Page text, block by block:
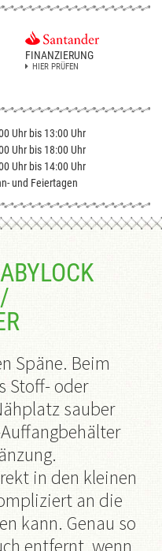
FINANZIERUNG
HIER PRÜFEN
Uhr bis 13:00 Uhr
Uhr bis 18:00 Uhr
Uhr bis 14:00 Uhr
und Feiertagen
Späne. Beim
Stoff- oder
sauber
in den kleinen
an die
kann. Genau so
entfernt, wenn